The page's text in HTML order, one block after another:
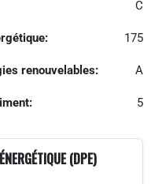
C
175
renouvelables: A
5
(DPE)